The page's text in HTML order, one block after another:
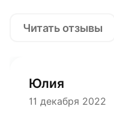
Читать отзывы
Юлия
11 декабря 2022